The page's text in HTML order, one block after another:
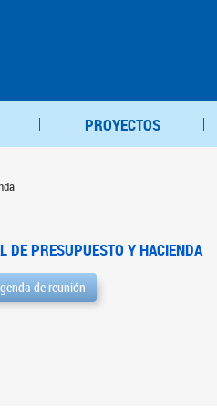
PROYECTOS
DE PRESUPUESTO Y HACIENDA
de reunión